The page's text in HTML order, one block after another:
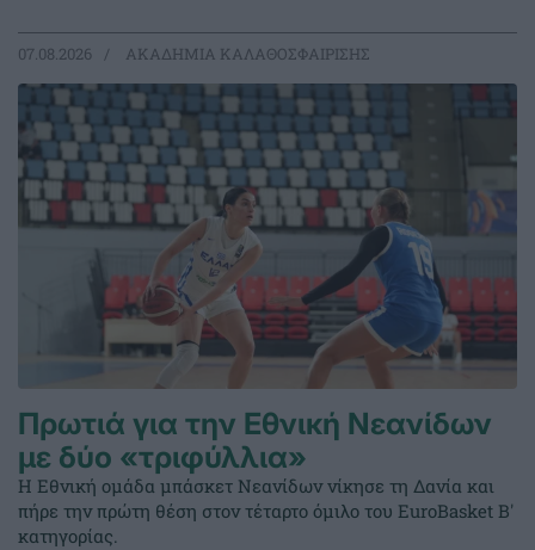
07.08.2026 ΑΚΑΔΗΜΙΑ ΚΑΛΑΘΟΣΦΑΙΡΙΣΗΣ
Πρωτιά για την Εθνική Νεανίδων
με δύο «τριφύλλια»
Η Εθνική ομάδα μπάσκετ Νεανίδων νίκησε τη Δανία και
πήρε την πρώτη θέση στον τέταρτο όμιλο του EuroBasket Β'
κατηγορίας.